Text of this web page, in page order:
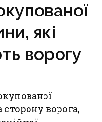
які
ворогу
ворога,